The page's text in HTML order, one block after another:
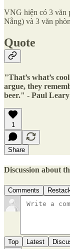
VNG hiện có 3 văn
Nẵng) và 3 văn
Quote
"That’s what’s
argue, they
beer." - Paul Leary
1
Share
Discussion about
Comments
Top Latest